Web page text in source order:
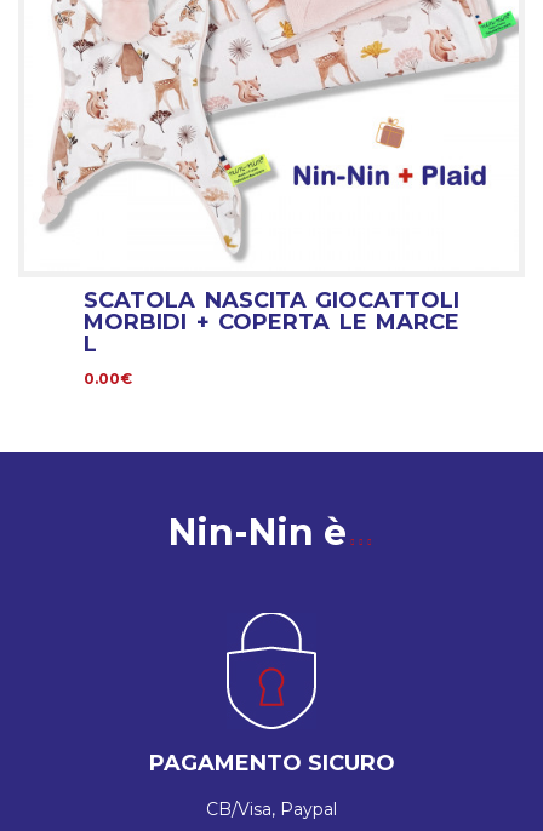
SCATOLA NASCITA GIOCATTOLI
MORBIDI + COPERTA LE MARCE
L
0.00€
Nin-Nin è
PAGAMENTO SICURO
CB/Visa, Paypal